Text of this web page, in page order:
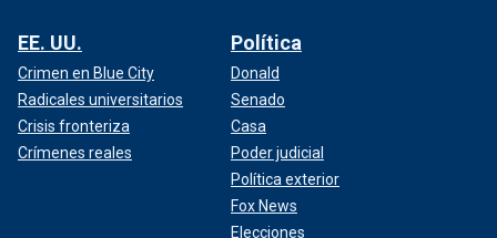
EE. UU.
Crimen en Blue City
Radicales universitarios
Crisis fronteriza
Crímenes reales
Política
Donald
Senado
Casa
Poder judicial
Política exterior
Fox News
Elecciones